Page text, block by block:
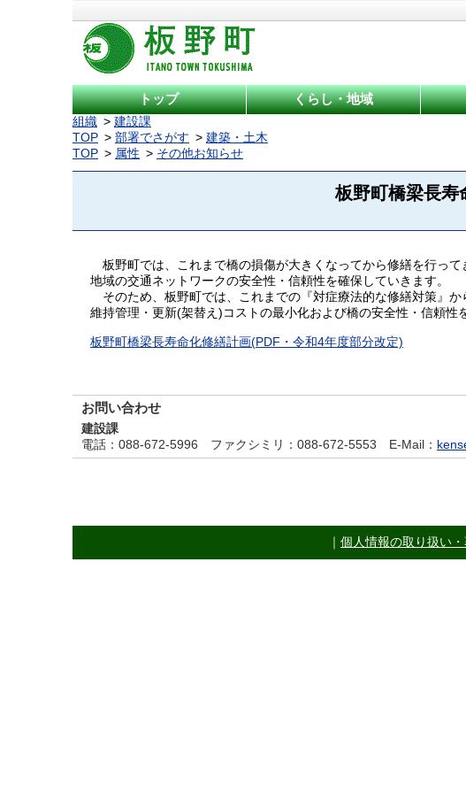
トップ くらし・地域
組織
建設課
TOP
部署でさがす
建築・土木
TOP
属性 その他お知らせ
板野町橋梁長寿
板野町では、これまで橋の損傷が⼤きくなってから修繕を⾏っ
地域の交通ネットワークの安全性・信頼性を確保していきます。
そのため、板野町では、これまでの『対症療法的な修繕対策』
維持管理・更新(架替え)コストの最⼩化および橋の安全性・信頼
板野町橋梁長寿命化修繕計画(PDF・令和4年度部分改定)
お問い合わせ
建設課
電話 ：088-672-5996 ファクシミリ ：088-672-5553 E-Mail ：
個人情報の取り扱い